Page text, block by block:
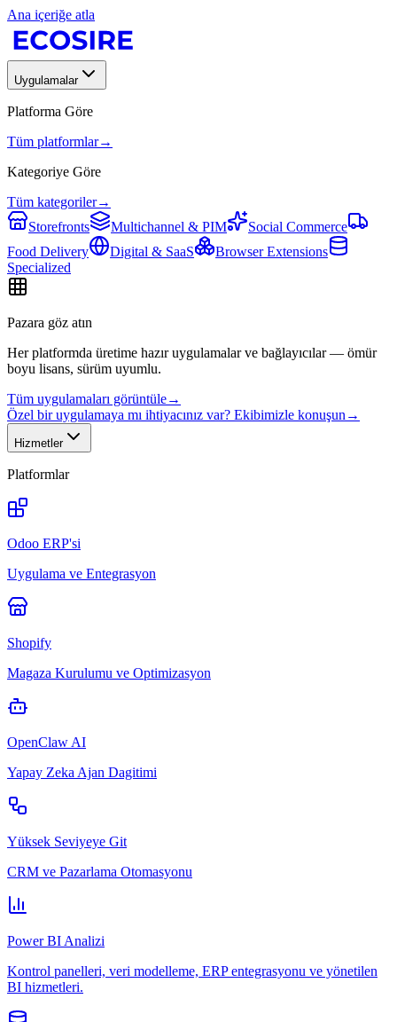
Ana içeriğe atla
Uygulamalar
Platforma Göre
Tüm platformlar→
Kategoriye Göre
Tüm kategoriler→
Storefronts
Multichannel & PIM
Social Commerce
Food Delivery
Digital & SaaS
Browser Extensions
Specialized
Pazara göz atın
Her platformda üretime hazır uygulamalar ve bağlayıcılar — ömür
boyu lisans, sürüm uyumlu.
Tüm uygulamaları görüntüle→
Özel bir uygulamaya mı ihtiyacınız var? Ekibimizle konuşun →
Hizmetler
Platformlar
Odoo ERP'si
Uygulama ve Entegrasyon
Shopify
Magaza Kurulumu ve Optimizasyon
OpenClaw AI
Yapay Zeka Ajan Dagitimi
Yüksek Seviyeye Git
CRM ve Pazarlama Otomasyonu
Power BI Analizi
Kontrol panelleri, veri modelleme, ERP entegrasyonu ve yönetilen
BI hizmetleri.